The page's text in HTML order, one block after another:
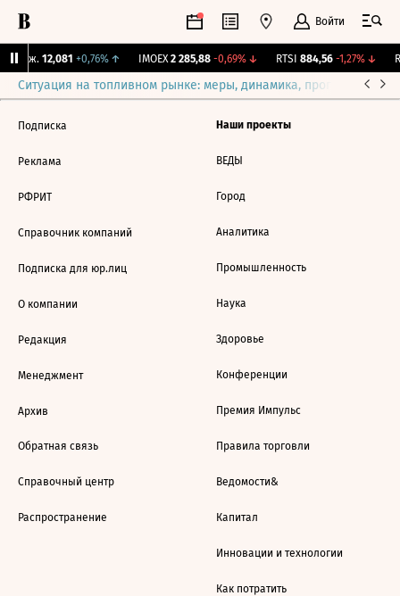
Войти
Бирж. 12,081 +0,76%↑ IMOEX 2 285,88 -0,69%↓ RTSI 884,56 -1,27%↓
Ситуация на топливном рынке: меры, динамика, прогнозы
Подписка
Реклама
РФРИТ
Справочник компаний
Подписка для юр.лиц
О компании
Редакция
Менеджмент
Архив
Обратная связь
Справочный центр
Распространение
Наши проекты
ВЕДЫ
Город
Аналитика
Промышленность
Наука
Здоровье
Конференции
Премия Импульс
Правила торговли
Ведомости&
Капитал
Инновации и технологии
Как потратить